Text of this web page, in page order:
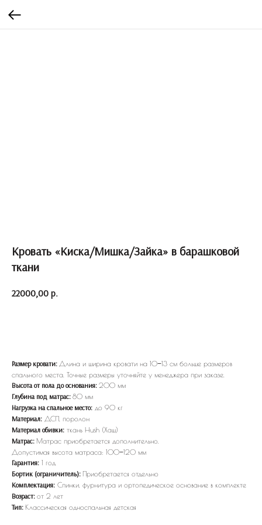
Кровать «Киска/Мишка/Зайка» в барашковой
ткани
22000,00 р.
Размер кровати: Длина и ширина кровати на 10−13 см больше размеров
спального места. Точные размеры уточняйте у менеджера при заказе.
Высота от пола до основания: 200 мм
Глубина под матрас: 80 мм
Нагрузка на спальное место: до 90 кг
Материал: ДСП, поролон
Материал обивки: ткань Hush (Хаш)
Матрас: Матрас приобретается дополнительно.
Допустимая высота матраса: 100−120 мм
Гарантия: 1 год
Бортик (ограничитель): Приобретается отдельно
Комплектация: Спинки, фурнитура и ортопедическое основание в комплекте
Возраст: от 2 лет
Тип: Классическая односпальная детская